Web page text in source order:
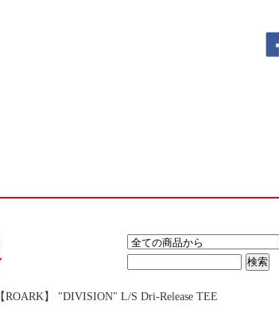
【ROARK】 "DIVISION" L/S Dri-Release TEE